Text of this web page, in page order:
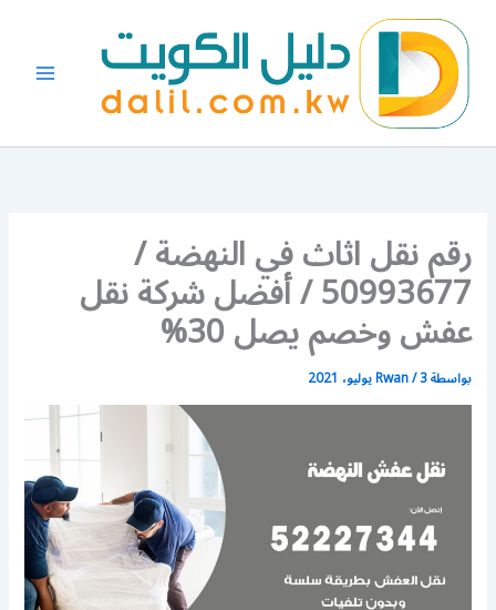
المحتوى
رقم نقل اثاث في النهضة /
50993677 / أفضل شركة نقل
عفش وخصم يصل 30%
بواسطة Rwan/3 يوليو، 2021